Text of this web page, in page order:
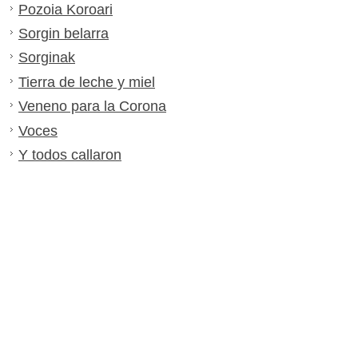
Pozoia Koroari
Sorgin belarra
Sorginak
Tierra de leche y miel
Veneno para la Corona
Voces
Y todos callaron